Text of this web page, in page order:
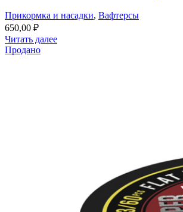
Прикормка и насадки, Вафтерсы
650,00 ₽
Читать далее
Продано